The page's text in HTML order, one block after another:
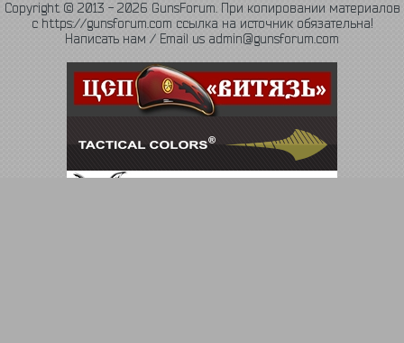
Copyright © 2013 - 2026 GunsForum. При копировании материалов
с https://gunsforum.com ссылка на источник обязательна!
Написать нам / Email us admin@gunsforum.com